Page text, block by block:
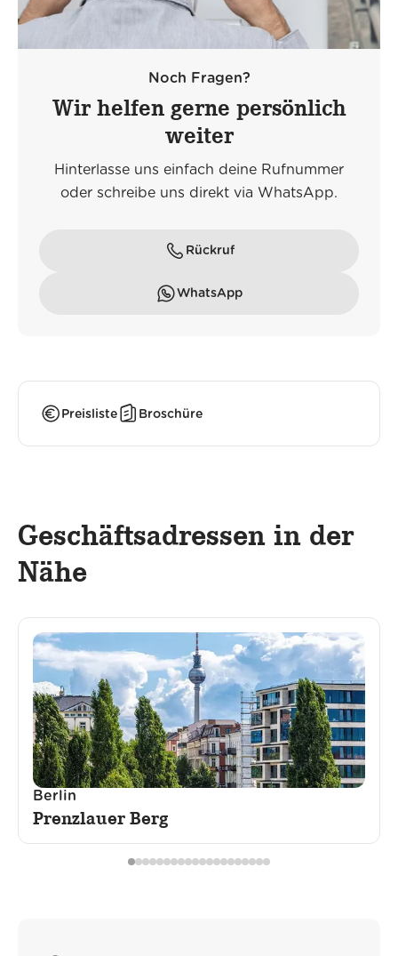
Noch Fragen?
Wir helfen gerne persönlich
weiter
Hinterlasse uns einfach deine Rufnummer
oder schreibe uns direkt via WhatsApp.
Rückruf
WhatsApp
Preisliste Broschüre
Geschäftsadressen in der
Nähe
Berlin
Prenzlauer Berg